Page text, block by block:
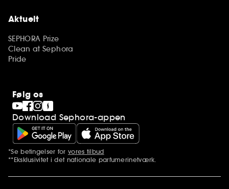
Aktuelt
SEPHORA Prize
Clean at Sephora
Pride
Følg os
Download Sephora-appen
Yderligere bemærkninger
*Se betingelser for vores tilbud
**Eksklusivitet i det nationale parfumerinetværk.